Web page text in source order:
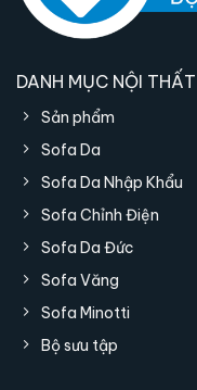
DANH MỤC NỘI THẤT
Sản phẩm
Sofa Da
Sofa Da Nhập Khẩu
Sofa Chỉnh Điện
Sofa Da Đức
Sofa Văng
Sofa Minotti
Bộ sưu tập